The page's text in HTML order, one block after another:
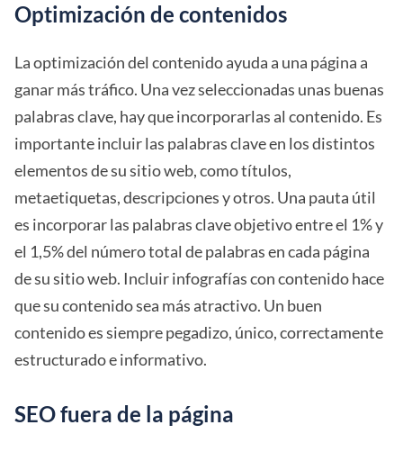
Optimización de contenidos
La optimización del contenido ayuda a una página a
ganar más tráfico. Una vez seleccionadas unas buenas
palabras clave, hay que incorporarlas al contenido. Es
importante incluir las palabras clave en los distintos
elementos de su sitio web, como títulos,
metaetiquetas, descripciones y otros. Una pauta útil
es incorporar las palabras clave objetivo entre el 1% y
el 1,5% del número total de palabras en cada página
de su sitio web. Incluir infografías con contenido hace
que su contenido sea más atractivo. Un buen
contenido es siempre pegadizo, único, correctamente
estructurado e informativo.
SEO fuera de la página